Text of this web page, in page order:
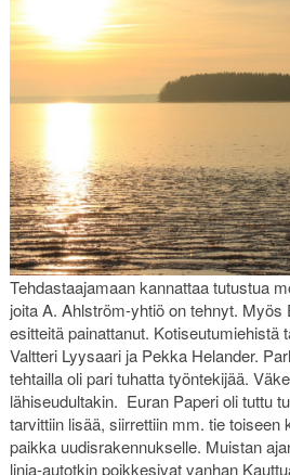
Tehdastaajamaan kannattaa tutustua
joita A. Ahlström-yhtiö on tehnyt. Myös
esitteitä painattanut. Kotiseutumiehistä
Valtteri Lyysaari ja Pekka Helander.
tehtailla oli pari tuhatta työntekijää.
lähiseudultakin. Euran Paperi oli tuttu
tarvittiin lisää, siirrettiin mm. tie toiseen
paikka uudisrakennukselle. Muistan
linja-autotkin poikkesivat vanhan